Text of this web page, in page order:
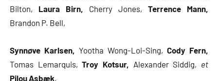
Bilton, Laura Birn, Cherry Jones, Terrence Mann,
Brandon P. Bell,
Synnøve Karlsen, Yootha Wong-Loi-Sing, Cody Fern,
Tomas Lemarquis,Troy Kotsur, Alexander Siddig, et
Pilou Asbæk,